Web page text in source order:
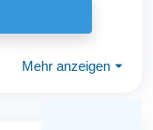
Mehr anzeigen ⏷